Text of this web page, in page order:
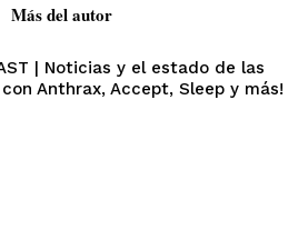
Más del autor
| Noticias y el estado de las
Anthrax, Accept, Sleep y más!